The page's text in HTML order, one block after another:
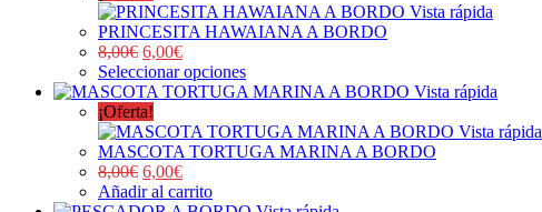
Vista rápida
PRINCESITA HAWAIANA A BORDO
8,00€ 6,00€
Seleccionar opciones
Vista rápida
¡Oferta!
Vista rápida
MASCOTA TORTUGA MARINA A BORDO
8,00€ 6,00€
Añadir al carrito